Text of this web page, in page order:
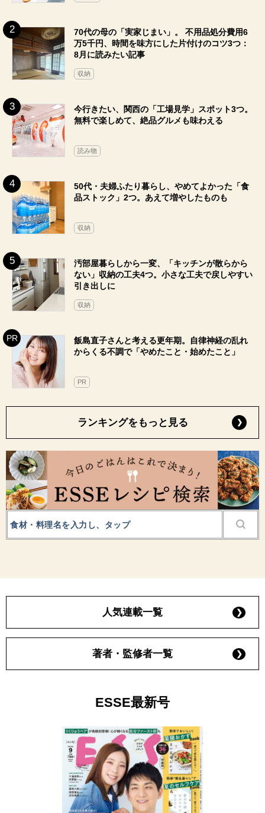
70代の母の「実家じまい」。 不用品処分費用6
万5千円、時間を味方にした片付けのコツ3つ：
8月に読みたい記事
収納
今行きたい、関西の「工場見学」スポット3つ。
無料で楽しめて、絶品グルメも味わえる
読み物
50代・夫婦ふたり暮らし、やめてよかった「食
品ストック」2つ。あえて増やしたものも
収納
汚部屋暮らしから一変、「キッチンが散らから
ない」収納の工夫4つ。小さな工夫で戻しやすい
引き出しに
収納
飯島直子さんと考える更年期。自律神経の乱れ
からくる不調で「やめたこと・始めたこと」
PR
ランキングをもっと見る
人気連載一覧
著者・監修者一覧
ESSE最新号